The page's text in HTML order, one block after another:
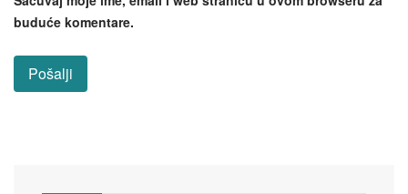
buduće komentare.